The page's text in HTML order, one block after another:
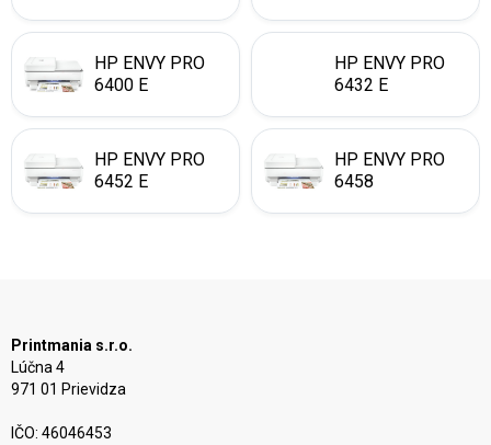
HP ENVY PRO
6400 E
HP ENVY PRO
6432 E
HP ENVY PRO
6452 E
HP ENVY PRO
6458
Printmania s.r.o.
Lúčna 4
971 01 Prievidza
IČO: 46046453